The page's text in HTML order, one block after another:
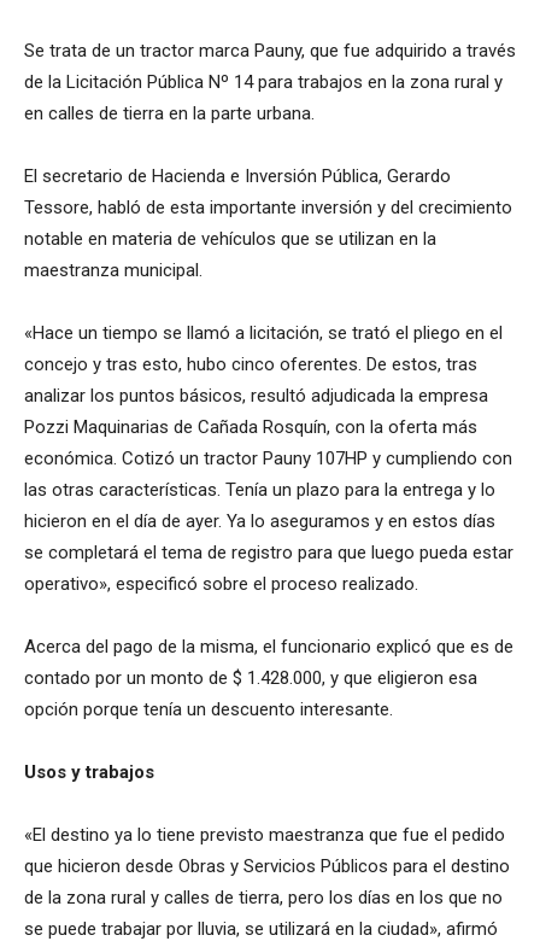
Se trata de un tractor marca Pauny, que fue adquirido a través
de la Licitación Pública Nº 14 para trabajos en la zona rural y
en calles de tierra en la parte urbana.
El secretario de Hacienda e Inversión Pública, Gerardo
Tessore, habló de esta importante inversión y del crecimiento
notable en materia de vehículos que se utilizan en la
maestranza municipal.
«Hace un tiempo se llamó a licitación, se trató el pliego en el
concejo y tras esto, hubo cinco oferentes. De estos, tras
analizar los puntos básicos, resultó adjudicada la empresa
Pozzi Maquinarias de Cañada Rosquín, con la oferta más
económica. Cotizó un tractor Pauny 107HP y cumpliendo con
las otras características. Tenía un plazo para la entrega y lo
hicieron en el día de ayer. Ya lo aseguramos y en estos días
se completará el tema de registro para que luego pueda estar
operativo», especificó sobre el proceso realizado.
Acerca del pago de la misma, el funcionario explicó que es de
contado por un monto de $ 1.428.000, y que eligieron esa
opción porque tenía un descuento interesante.
Usos y trabajos
«El destino ya lo tiene previsto maestranza que fue el pedido
que hicieron desde Obras y Servicios Públicos para el destino
de la zona rural y calles de tierra, pero los días en los que no
se puede trabajar por lluvia, se utilizará en la ciudad», afirmó